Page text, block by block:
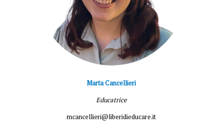
Marta Cancellieri
Educatrice
mcancellieri@liberidieducare.it